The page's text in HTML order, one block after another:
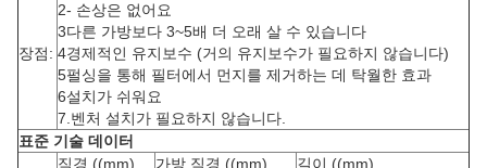
장점:
2- 손상은 없어요
3다른 가방보다 3~5배 더 오래 살 수 있습니다
4경제적인 유지보수 (거의 유지보수가 필요하지 않습니다)
5펄싱을 통해 필터에서 먼지를 제거하는 데 탁월한 효과
6설치가 쉬워요
7.벤처 설치가 필요하지 않습니다.
표준 기술 데이터
직경 ((mm)
가방 직경 ((mm) 길이 ((mm)